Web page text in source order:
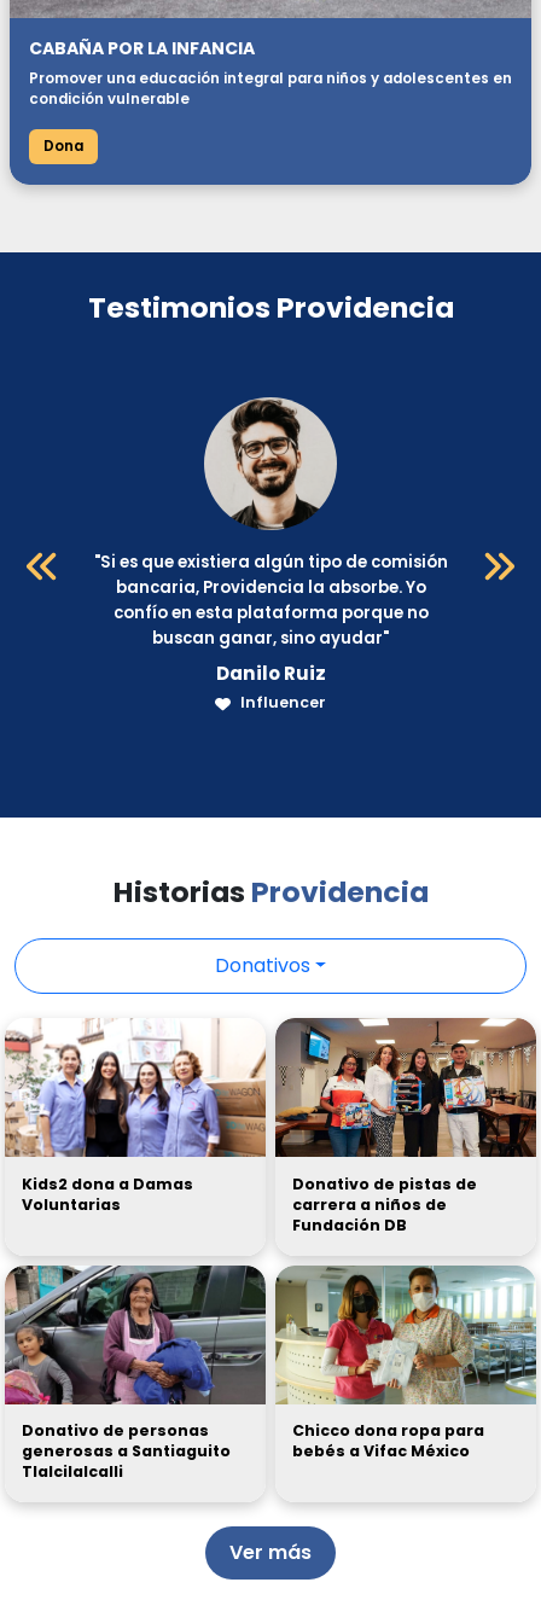
CABAÑA POR LA INFANCIA
Promover una educación integral para niños y adolescentes en
condición vulnerable
Dona
Testimonios Providencia
"Si es que existiera algún tipo de comisión
bancaria, Providencia la absorbe. Yo
confío en esta plataforma porque no
buscan ganar, sino ayudar"
Danilo Ruiz
Influencer
Historias Providencia
Donativos
Kids2 dona a Damas
Voluntarias
Donativo de pistas de
carrera a niños de
Fundación DB
Donativo de personas
generosas a Santiaguito
Tlalcilalcalli
Chicco dona ropa para
bebés a Vifac México
Ver más